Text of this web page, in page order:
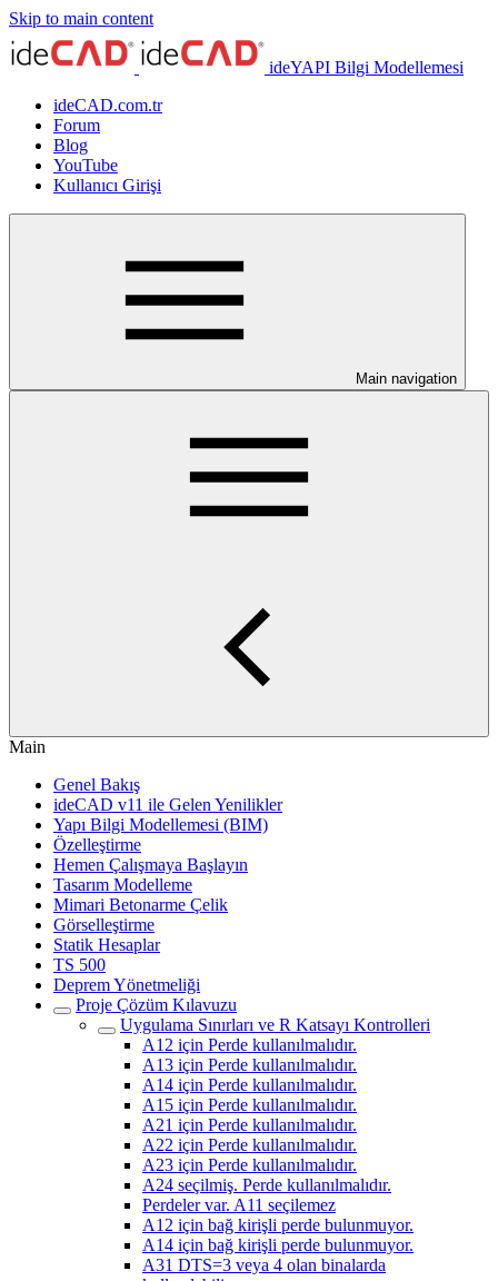
Skip to main content
ideYAPI Bilgi Modellemesi
ideCAD.com.tr
Forum
Blog
YouTube
Kullanıcı Girişi
Main navigation
Main
Genel Bakış
ideCAD v11 ile Gelen Yenilikler
Yapı Bilgi Modellemesi (BIM)
Özelleştirme
Hemen Çalışmaya Başlayın
Tasarım Modelleme
Mimari Betonarme Çelik
Görselleştirme
Statik Hesaplar
TS 500
Deprem Yönetmeliği
Proje Çözüm Kılavuzu
Uygulama Sınırları ve R Katsayı Kontrolleri
A12 için Perde kullanılmalıdır.
A13 için Perde kullanılmalıdır.
A14 için Perde kullanılmalıdır.
A15 için Perde kullanılmalıdır.
A21 için Perde kullanılmalıdır.
A22 için Perde kullanılmalıdır.
A23 için Perde kullanılmalıdır.
A24 seçilmiş. Perde kullanılmalıdır.
Perdeler var. A11 seçilemez
A12 için bağ kirişli perde bulunmuyor.
A14 için bağ kirişli perde bulunmuyor.
A31 DTS=3 veya 4 olan binalarda